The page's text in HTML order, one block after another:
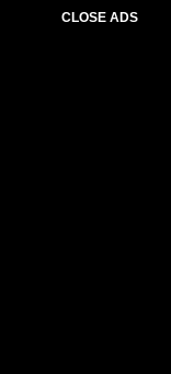
CLOSE ADS